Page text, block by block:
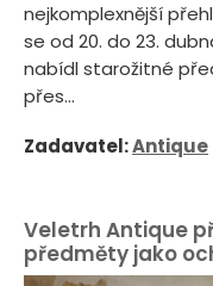
nejkomplexnější
se od 20. do 23.
nabídl starožitné
přes...
Zadavatel:Antique
Veletrh Antique
předměty jako